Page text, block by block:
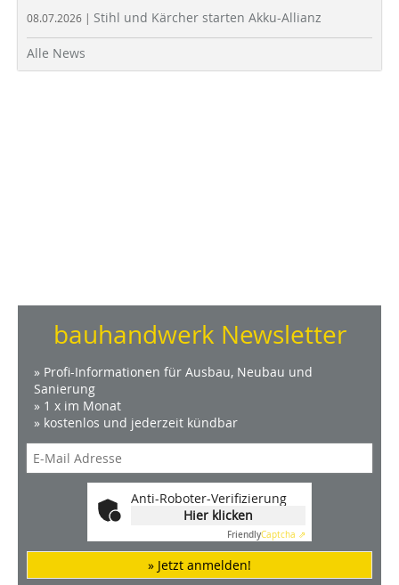
08.07.2026 | Stihl und Kärcher starten Akku-Allianz
Alle News
bauhandwerk Newsletter
» Profi-Informationen für Ausbau, Neubau und
Sanierung
» 1 x im Monat
» kostenlos und jederzeit kündbar
Anti-Roboter-Verifizierung
Hier klicken
FriendlyCaptcha ⇗
» Jetzt anmelden!